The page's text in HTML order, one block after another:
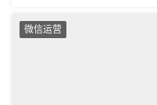
微信运营